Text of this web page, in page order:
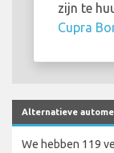
zijn te
Cupra
Alternatieve
We hebben 119